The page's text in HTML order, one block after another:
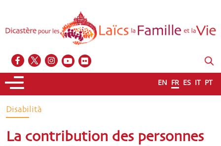
EN FR ES IT PT
Disabilità
La contribution des personnes